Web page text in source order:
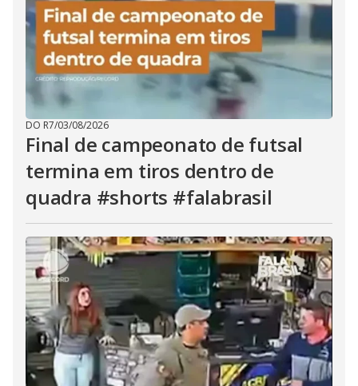
DO R7/03/08/2026
Final de campeonato de futsal
termina em tiros dentro de
quadra #shorts #falabrasil